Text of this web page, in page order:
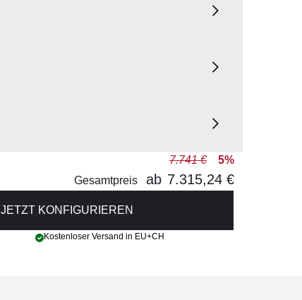
7.741 €
5%
Gesamtpreis
ab 7.315,24 €
JETZT KONFIGURIEREN
Kostenloser Versand in EU+CH